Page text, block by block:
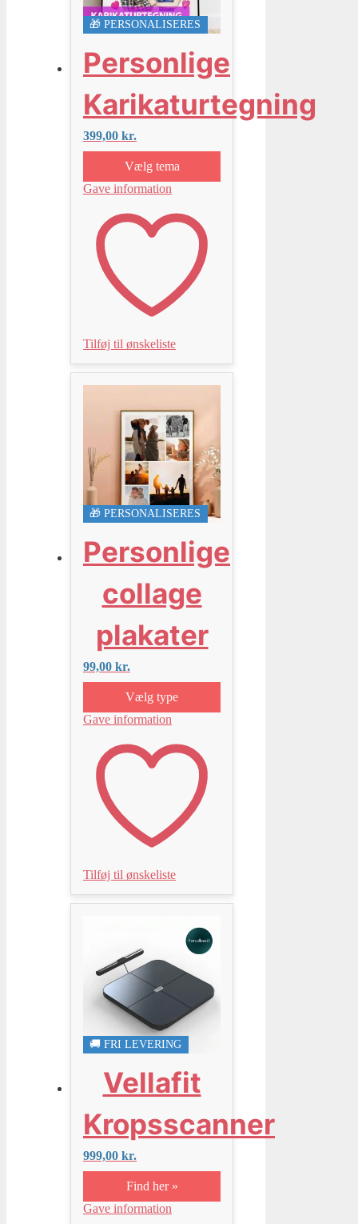
🎁 PERSONALISERES
Personlige
Karikaturtegning
399,00 kr.
Vælg tema
Gave information
Tilføj til ønskeliste
🎁 PERSONALISERES
Personlige
collage
plakater
99,00 kr.
Vælg type
Gave information
Tilføj til ønskeliste
🚚 FRI LEVERING
Vellafit
Kropsscanner
999,00 kr.
Find her »
Gave information